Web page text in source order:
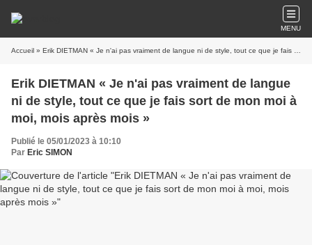
MENU
Accueil » Erik DIETMAN « Je n'ai pas vraiment de langue ni de style, tout ce que je fais sort de mon moi à moi, mois après mois »
Erik DIETMAN « Je n'ai pas vraiment de langue
ni de style, tout ce que je fais sort de mon moi à
moi, mois après mois »
Publié le 05/01/2023 à 10:10
Par Eric SIMON